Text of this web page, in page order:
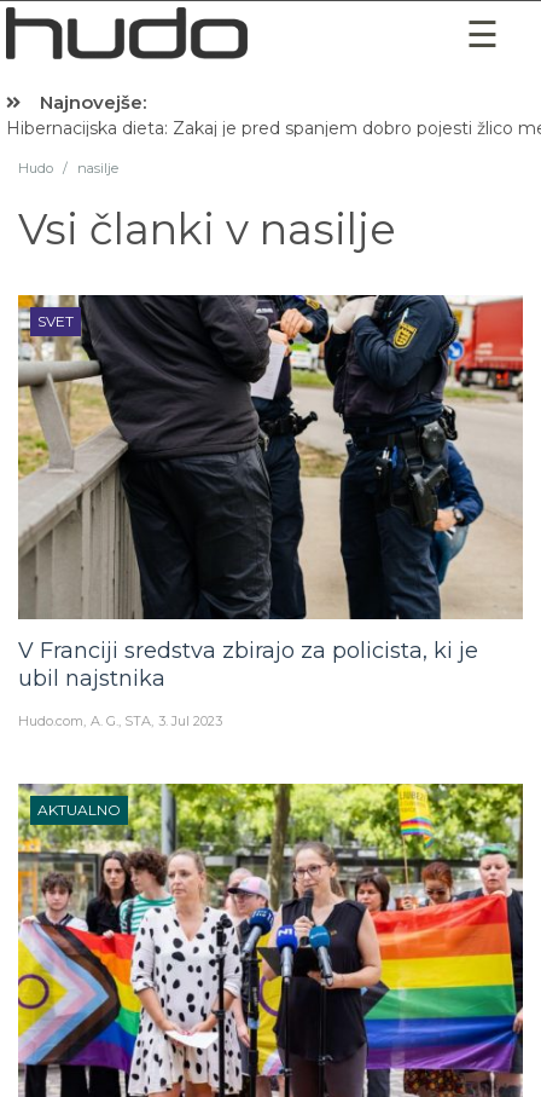
Najnovejše:
Hibernacijska dieta: Zakaj je pred spanjem dobro pojesti žlico
Hudo / nasilje
Vsi članki v nasilje
SVET
V Franciji sredstva zbirajo za policista, ki je
ubil najstnika
Hudo.com A. G., STA 3. Jul 2023
AKTUALNO